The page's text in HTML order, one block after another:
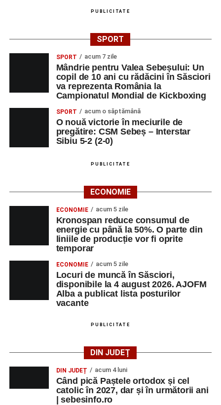
PUBLICITATE
SPORT
SPORT acum 7 zile
Mândrie pentru Valea Sebeșului: Un
copil de 10 ani cu rădăcini în Săsciori
va reprezenta România la
Campionatul Mondial de Kickboxing
SPORT acum o săptămână
O nouă victorie în meciurile de
pregătire: CSM Sebeș – Interstar
Sibiu 5-2 (2-0)
PUBLICITATE
ECONOMIE
ECONOMIE acum 5 zile
Kronospan reduce consumul de
energie cu până la 50%. O parte din
liniile de producție vor fi oprite
temporar
ECONOMIE acum 5 zile
Locuri de muncă în Săsciori,
disponibile la 4 august 2026. AJOFM
Alba a publicat lista posturilor
vacante
PUBLICITATE
DIN JUDEȚ
DIN JUDEȚ acum 4 luni
Când pică Paștele ortodox și cel
catolic în 2027, dar și în următorii ani
| sebesinfo.ro